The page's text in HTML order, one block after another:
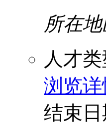
所在
人才
浏览详
结束日